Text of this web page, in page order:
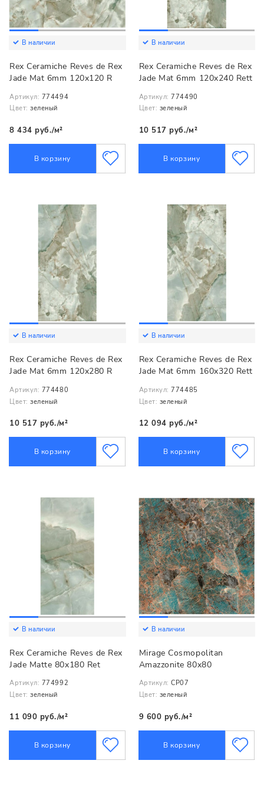
В наличии
Rex Ceramiche Reves de Rex
Jade Mat 6mm 120x120 R
Артикул: 774494
Цвет: зеленый
8 434 руб./м²
В корзину
В наличии
Rex Ceramiche Reves de Rex
Jade Mat 6mm 120x240 Rett
Артикул: 774490
Цвет: зеленый
10 517 руб./м²
В корзину
В наличии
Rex Ceramiche Reves de Rex
Jade Mat 6mm 120x280 R
Артикул: 774480
Цвет: зеленый
10 517 руб./м²
В корзину
В наличии
Rex Ceramiche Reves de Rex
Jade Mat 6mm 160x320 Rett
Артикул: 774485
Цвет: зеленый
12 094 руб./м²
В корзину
В наличии
Rex Ceramiche Reves de Rex
Jade Matte 80x180 Ret
Артикул: 774992
Цвет: зеленый
11 090 руб./м²
В корзину
В наличии
Mirage Cosmopolitan
Amazzonite 80x80
Артикул: CP07
Цвет: зеленый
9 600 руб./м²
В корзину